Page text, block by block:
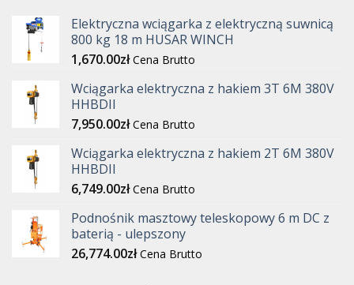
Elektryczna wciągarka z elektryczną suwnicą
800 kg 18 m HUSAR WINCH
1,670.00zł Cena Brutto
Wciągarka elektryczna z hakiem 3T 6M 380V
HHBDII
7,950.00zł Cena Brutto
Wciągarka elektryczna z hakiem 2T 6M 380V
HHBDII
6,749.00zł Cena Brutto
Podnośnik masztowy teleskopowy 6 m DC z
baterią - ulepszony
26,774.00zł Cena Brutto